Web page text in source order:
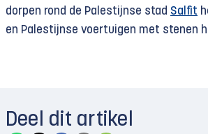
dorpen rond de Palestijnse stad Salfit
en Palestijnse voertuigen met stenen
Deel dit artikel